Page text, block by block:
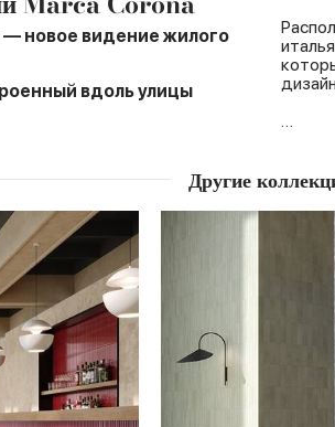
— новое видение жилого
вдоль улицы
…
Другие